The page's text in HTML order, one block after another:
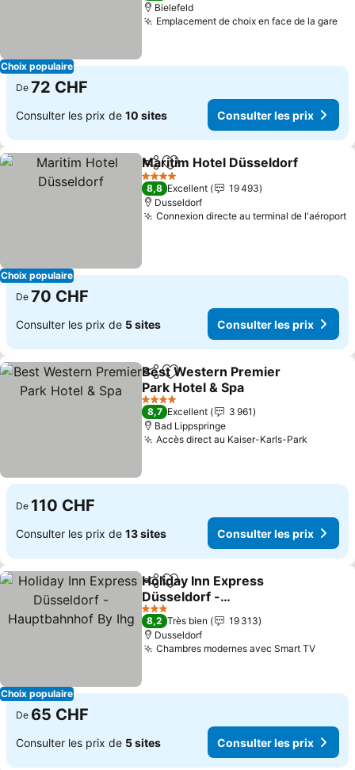
Choix populaire
Bielefeld
Emplacement de choix en face de la gare
De 72 CHF
Consulter les prix de 10 sites Consulter les prix
Choix populaire
PartagerAjouter à mes favoris
Maritim Hotel Düsseldorf
4 Étoiles
8,8 Excellent
19 493
Dusseldorf
Connexion directe au terminal de l'aéroport
De 70 CHF
Consulter les prix de 5 sites Consulter les prix
PartagerAjouter à mes favoris
Best Western Premier
Park Hotel & Spa
Consulter les prix
4 Étoiles
8,7 Excellent
3 961
Bad Lippspringe
Accès direct au Kaiser-Karls-Park
De 110 CHF
Consulter les prix de 13 sites Consulter les prix
Choix populaire
PartagerAjouter à mes favoris
Holiday Inn Express
Düsseldorf -
Hauptbahnhof By Ihg
Consulter les prix
3 Étoiles
8,2 Très bien
19 313
Dusseldorf
Chambres modernes avec Smart TV
De 65 CHF
Consulter les prix de 5 sites Consulter les prix